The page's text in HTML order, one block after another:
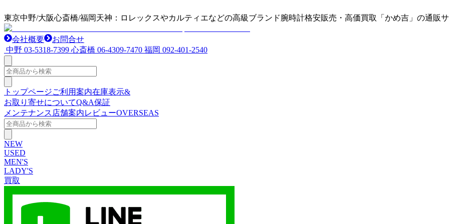
東京中野/大阪心斎橋/福岡天神：ロレックスやカルティエなどの高級ブランド腕時計格安販売・高価買取「かめ吉」の通販
会社概要
お問合せ
中野 03-5318-7399 心斎橋 06-4309-7470 福岡 092-401-2540
トップページご利用案内在庫表示&
お取り寄せについてQ&A保証
メンテナンス 店舗案内レビューOVERSEAS
NEW
USED
MEN'S
LADY'S
買取